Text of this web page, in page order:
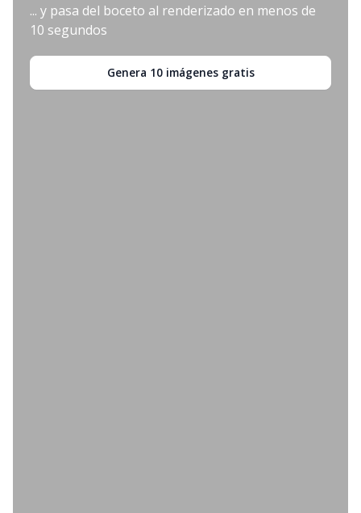
... y pasa del boceto al renderizado en menos de
10 segundos
Genera 10 imágenes gratis